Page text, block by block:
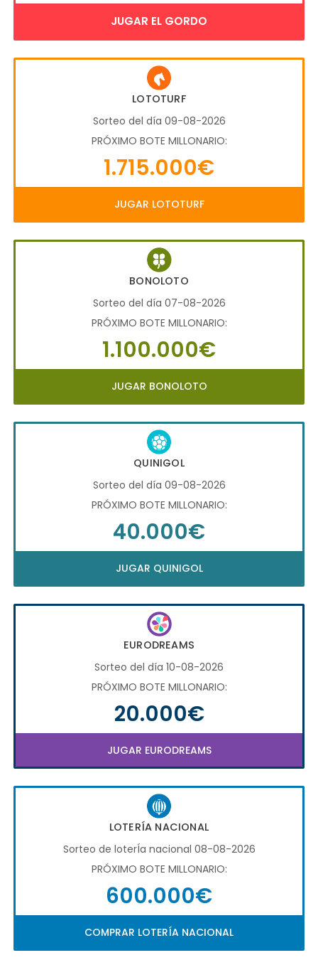
JUGAR EL GORDO
LOTOTURF
Sorteo del día 09-08-2026
PRÓXIMO BOTE MILLONARIO:
1.715.000€
JUGAR LOTOTURF
BONOLOTO
Sorteo del día 07-08-2026
PRÓXIMO BOTE MILLONARIO:
1.100.000€
JUGAR BONOLOTO
QUINIGOL
Sorteo del día 09-08-2026
PRÓXIMO BOTE MILLONARIO:
40.000€
JUGAR QUINIGOL
EURODREAMS
Sorteo del día 10-08-2026
PRÓXIMO BOTE MILLONARIO:
20.000€
JUGAR EURODREAMS
LOTERÍA NACIONAL
Sorteo de loterÍa nacional 08-08-2026
PRÓXIMO BOTE MILLONARIO:
600.000€
COMPRAR LOTERÍA NACIONAL